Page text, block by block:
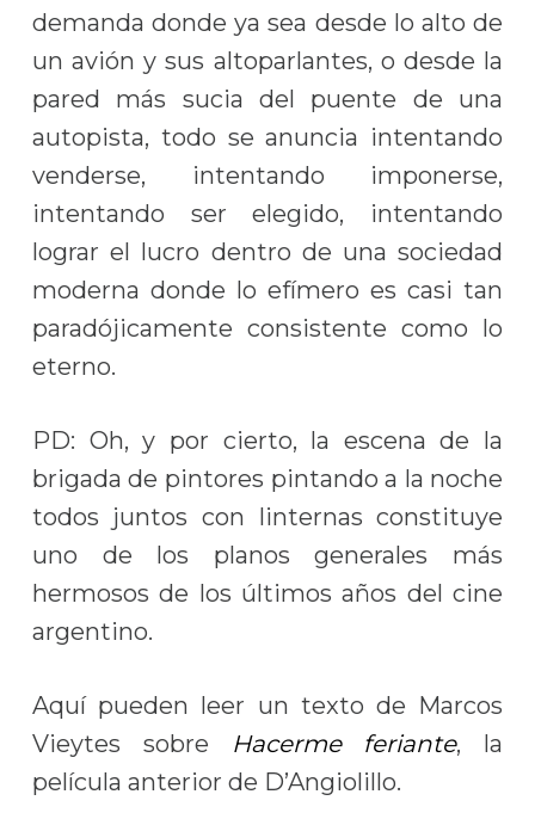
demanda donde ya sea desde lo alto de
un avión y sus altoparlantes, o desde la
pared más sucia del puente de una
autopista, todo se anuncia intentando
venderse, intentando imponerse,
intentando ser elegido, intentando
lograr el lucro dentro de una sociedad
moderna donde lo efímero es casi tan
paradójicamente consistente como lo
eterno.
PD: Oh, y por cierto, la escena de la
brigada de pintores pintando a la noche
todos juntos con linternas constituye
uno de los planos generales más
hermosos de los últimos años del cine
argentino.
Aquí pueden leer un texto de Marcos
Vieytes sobre
Hacerme feriante, la
película anterior de D’Angiolillo.